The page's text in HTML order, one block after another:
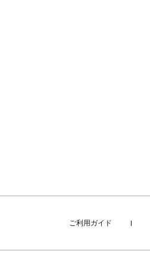
ご利用ガイド